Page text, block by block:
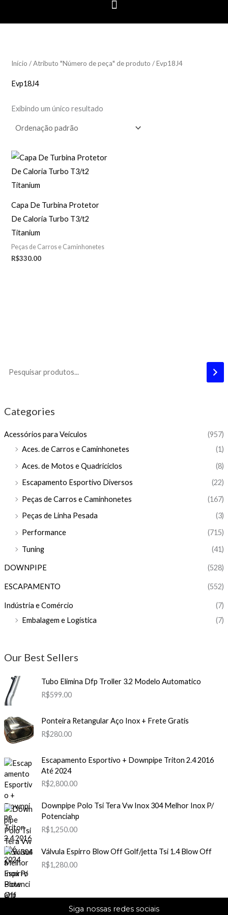
Categories
Acessórios para Veículos
(957)
Aces. de Carros e Caminhonetes
(1)
Aces. de Motos e Quadriciclos
(8)
Escapamento Esportivo Diversos
(22)
Peças de Carros e Caminhonetes
(167)
Peças de Linha Pesada
(3)
Performance
(715)
Tuning
(41)
DOWNPIPE (528)
ESCAPAMENTO (552)
Indústria e Comércio
(7)
Embalagem e Logística
(7)
Our Best Sellers
Tubo Elimina Dfp Troller 3.2 Modelo Automatico
R$599.00
Ponteira Retangular Aço Inox + Frete Gratis
R$280.00
Escapamento Esportivo + Downpipe Triton 2.4 2016
Até 2024
R$2,800.00
Downpipe Polo Tsi Tera Vw Inox 304 Melhor Inox P/
Potenciahp
R$1,250.00
Válvula Espirro Blow Off Golf/jetta Tsi 1.4 Blow Off
R$1,280.00
Início / Atributo "Número de peça" de produto / Evp18J4
Evp18J4
Exibindo um único resultado
Capa De Turbina Protetor
De Caloria Turbo T3/t2
Titanium
Peças de Carros e Caminhonetes
R$330.00
Siga nossas redes sociais